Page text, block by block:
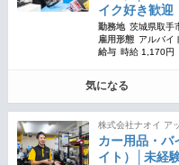
イク好き歓迎
勤務地 茨城県取手
雇用形態 アルバイ
給与 時給 1,170円
気になる
株式会社ナオイ ア
カー用品・バ
イト）│未経